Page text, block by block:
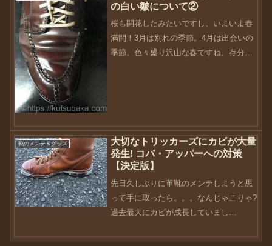
の白い皺について②
桜も開花したみたいですし、いよいよ春
満開！3月は別れの季節。4月は出会いの
季節。色々盛り沢山な春ですね。存分に
靴のメンテ＆グッズ
大切なトリッカーズにカビが大量
発生! コバ・アッパーへの対策
【決定版】
先日久しぶりに革靴のメンテしようと思
って手に取ったら。。。なんじゃこりゃ?
過去最大にカビが成長していまし
きていなかった。。。革靴の保管場所を